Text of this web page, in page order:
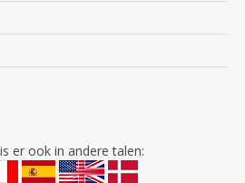
er ook in andere talen: